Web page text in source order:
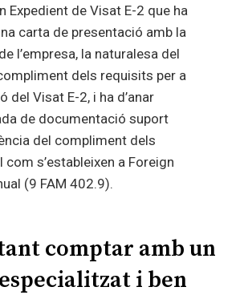
Expedient de Visat E-2 que ha
carta de presentació amb la
l’empresa, la naturalesa del
dels requisits per a
del Visat E-2, i ha d’anar
de documentació suport
del compliment dels
s’estableixen a Foreign
(9 FAM 402.9).
comptar amb un
i ben